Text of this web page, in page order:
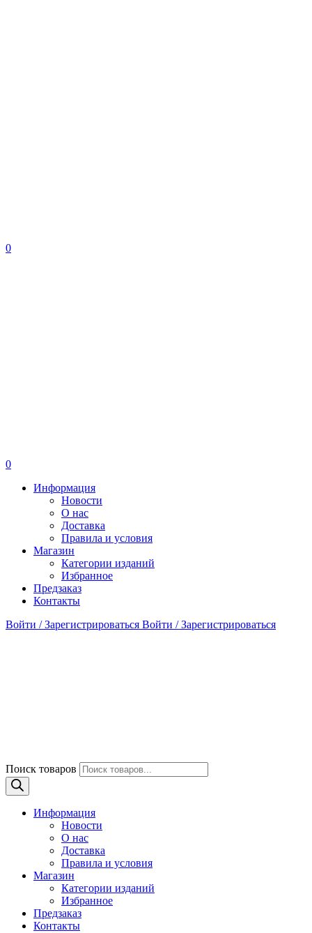
0
0
Информация
Новости
О нас
Доставка
Правила и условия
Магазин
Категории изданий
Избранное
Предзаказ
Контакты
Войти / Зарегистрироваться Войти / Зарегистрироваться
Поиск товаров
Информация
Новости
О нас
Доставка
Правила и условия
Магазин
Категории изданий
Избранное
Предзаказ
Контакты